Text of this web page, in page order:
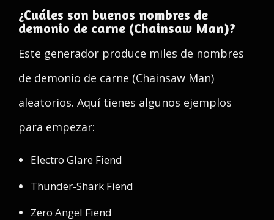
¿Cuáles son buenos nombres de
demonio de carne (Chainsaw Man)?
Este generador produce miles de nombres
de demonio de carne (Chainsaw Man)
aleatorios. Aquí tienes algunos ejemplos
para empezar:
Electro Glare Fiend
Thunder-Shark Fiend
Zero Angel Fiend